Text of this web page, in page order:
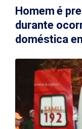
Homem é
durante
doméstica